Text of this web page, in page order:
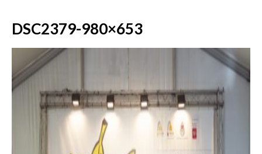
DSC2379-980×653